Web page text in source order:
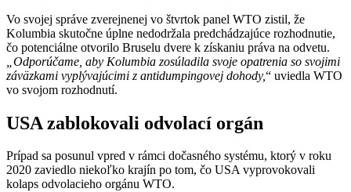
Vo svojej správe zverejnenej vo štvrtok panel WTO zistil, že
Kolumbia skutočne úplne nedodržala predchádzajúce rozhodnutie,
čo potenciálne otvorilo Bruselu dvere k získaniu práva na odvetu.
„Odporúčame, aby Kolumbia zosúladila svoje opatrenia so svojimi
záväzkami vyplývajúcimi z antidumpingovej dohody,“ uviedla WTO
vo svojom rozhodnutí.
USA zablokovali odvolací orgán
Prípad sa posunul vpred v rámci dočasného systému, ktorý v roku
2020 zaviedlo niekoľko krajín po tom, čo USA vyprovokovali
kolaps odvolacieho orgánu WTO.